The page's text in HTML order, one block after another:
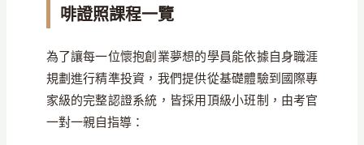
啡證照課程一覽
為了讓每一位懷抱創業夢想的學員能依據自身職涯
規劃進行精準投資，我們提供從基礎體驗到國際專
家級的完整認證系統，皆採用頂級小班制，由考官
一對一親自指導：